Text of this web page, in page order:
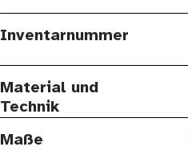
Inventarnummer
Material und
Technik
Maße